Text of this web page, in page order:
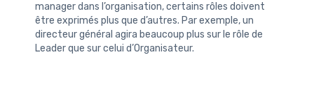
manager dans l’organisation, certains rôles doivent
être exprimés plus que d’autres. Par exemple, un
directeur général agira beaucoup plus sur le rôle de
Leader que sur celui d’Organisateur.